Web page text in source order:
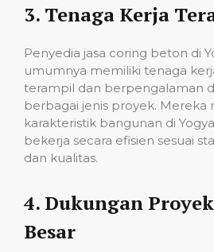
3. Tenaga Kerja
Penyedia jasa coring beton di
umumnya memiliki tenaga
terampil dan berpengalaman
berbagai jenis proyek. Mereka
karakteristik bangunan di
bekerja secara efisien sesuai
dan kualitas.
4. Dukungan
Besar